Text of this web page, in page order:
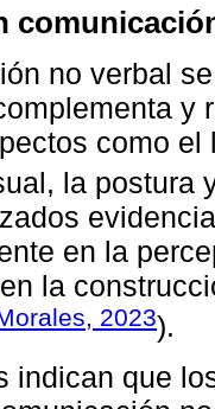
no verbal
y
como
la postura
en la
la
2023).
indican que